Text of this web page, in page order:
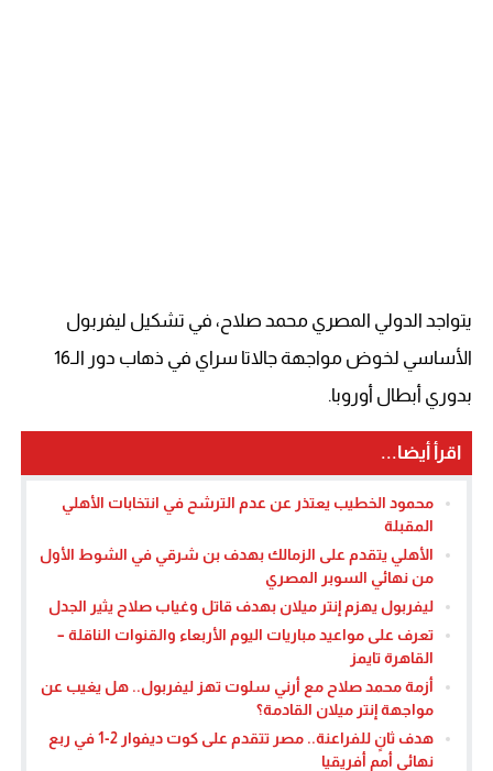
يتواجد الدولي المصري محمد صلاح، في تشكيل ليفربول
الأساسي لخوض مواجهة جالاتا سراي في ذهاب دور الـ16
بدوري أبطال أوروبا.
اقرأ أيضا...
محمود الخطيب يعتذر عن عدم الترشح في انتخابات الأهلي
المقبلة
الأهلي يتقدم على الزمالك بهدف بن شرقي في الشوط الأول
من نهائي السوبر المصري
ليفربول يهزم إنتر ميلان بهدف قاتل وغياب صلاح يثير الجدل
تعرف على مواعيد مباريات اليوم الأربعاء والقنوات الناقلة –
القاهرة تايمز
أزمة محمد صلاح مع أرني سلوت تهز ليفربول.. هل يغيب عن
مواجهة إنتر ميلان القادمة؟
هدف ثانٍ للفراعنة.. مصر تتقدم على كوت ديفوار 2-1 في ربع
نهائي أمم أفريقيا